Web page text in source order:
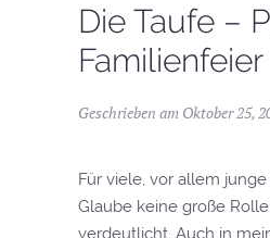
Die Taufe –
Familienfeier
Geschrieben am Oktober 25,
Für viele, vor allem
Glaube keine große
verdeutlicht. Auch in